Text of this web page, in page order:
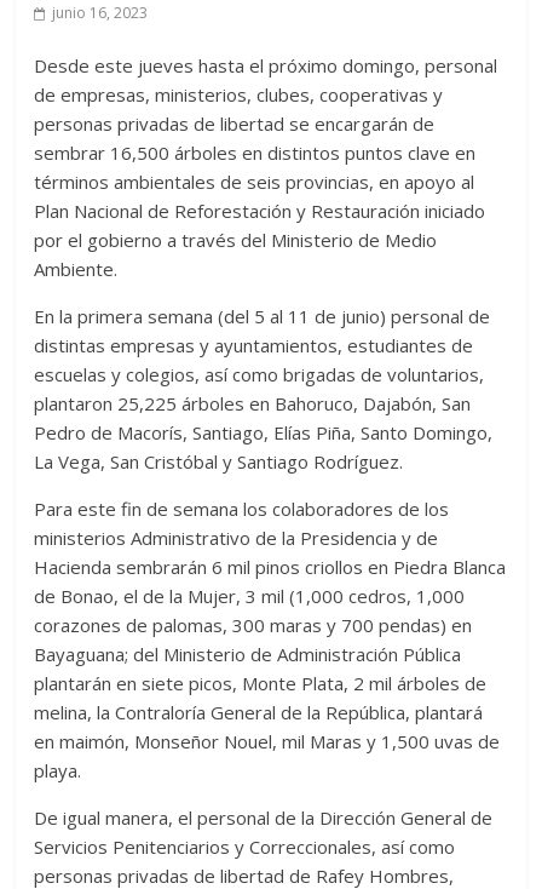
junio 16, 2023
Desde este jueves hasta el próximo domingo, personal
de empresas, ministerios, clubes, cooperativas y
personas privadas de libertad se encargarán de
sembrar 16,500 árboles en distintos puntos clave en
términos ambientales de seis provincias, en apoyo al
Plan Nacional de Reforestación y Restauración iniciado
por el gobierno a través del Ministerio de Medio
Ambiente.
En la primera semana (del 5 al 11 de junio) personal de
distintas empresas y ayuntamientos, estudiantes de
escuelas y colegios, así como brigadas de voluntarios,
plantaron 25,225 árboles en Bahoruco, Dajabón, San
Pedro de Macorís, Santiago, Elías Piña, Santo Domingo,
La Vega, San Cristóbal y Santiago Rodríguez.
Para este fin de semana los colaboradores de los
ministerios Administrativo de la Presidencia y de
Hacienda sembrarán 6 mil pinos criollos en Piedra Blanca
de Bonao, el de la Mujer, 3 mil (1,000 cedros, 1,000
corazones de palomas, 300 maras y 700 pendas) en
Bayaguana; del Ministerio de Administración Pública
plantarán en siete picos, Monte Plata, 2 mil árboles de
melina, la Contraloría General de la República, plantará
en maimón, Monseñor Nouel, mil Maras y 1,500 uvas de
playa.
De igual manera, el personal de la Dirección General de
Servicios Penitenciarios y Correccionales, así como
personas privadas de libertad de Rafey Hombres,